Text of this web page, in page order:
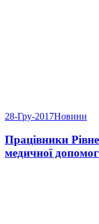
28-Гру-2017Новини
Працівники
медичної